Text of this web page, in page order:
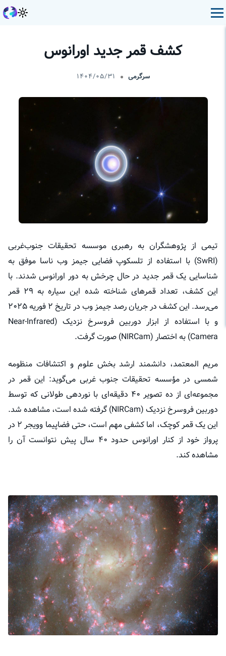
کشف قمر جدید اورانوس
سرگرمی ۱۴۰۴/۰۵/۳۱
تیمی از پژوهشگران به رهبری موسسه تحقیقات جنوب‌غربی
(SwRI) با استفاده از تلسکوپ فضایی جیمز وب ناسا موفق به
شناسایی یک قمر جدید در حال چرخش به دور اورانوس شدند. با
این کشف، تعداد قمر‌های شناخته شده این سیاره به ۲۹ قمر
می‌رسد. این کشف در جریان رصد جیمز وب در تاریخ ۲ فوریه ۲۰۲۵
و با استفاده از ابزار دوربین فروسرخ نزدیک (Near-Infrared
Camera) به اختصار (NIRCam) صورت گرفت.
مریم المعتمد، دانشمند ارشد بخش علوم و اکتشافات منظومه
شمسی در مؤسسه تحقیقات جنوب غربی می‌گوید: این قمر در
مجموعه‌ای از ده تصویر ۴۰ دقیقه‌ای با نوردهی طولانی که توسط
دوربین فروسرخ نزدیک (NIRCam) گرفته شده است، مشاهده شد.
این یک قمر کوچک، اما کشفی مهم است، حتی فضاپیما وویجر ۲ در
پرواز خود از کنار اورانوس حدود ۴۰ سال پیش نتوانست آن را
مشاهده کند.